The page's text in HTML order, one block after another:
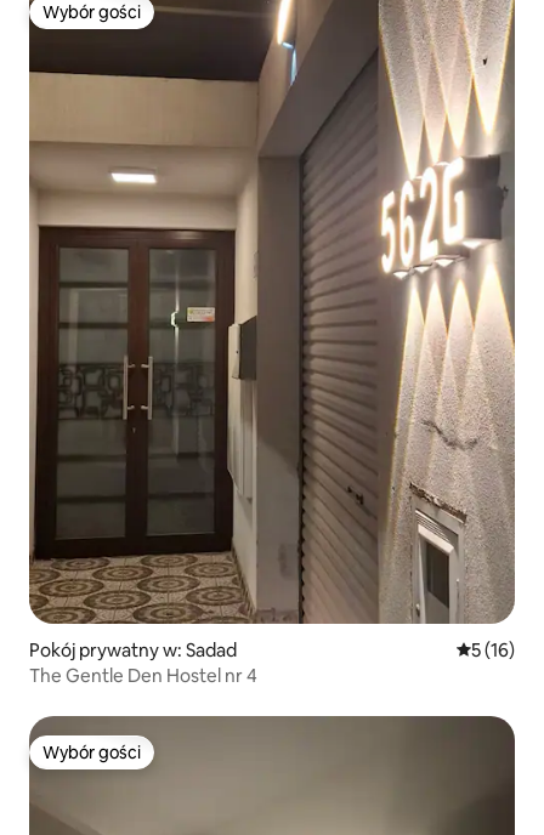
Wybór gości
Wybór gości
Pokój prywatny w: Sadad Średnia
5 (16)
The Gentle Den Hostel nr 4
Wybór gości
Wybór gości